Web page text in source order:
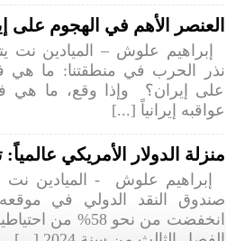
العنصر الأهم في الهجوم على
إبراهيم علوش – الميادين نت
نذر الحرب في منطقتنا: ما هي
على إيران؟ وإذا وقع، ما
عواقبه إيرانياً [...]
منزلة الدولار الأمريكي عالمياً:
إبراهيم علوش - الميادين نت
صندوق النقد الدولي في
انخفضت من نحو